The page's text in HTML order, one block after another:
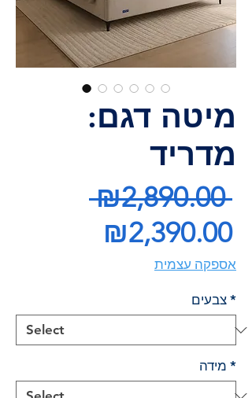
מיטה דגם:
מדריד
₪2,890.00
₪2,390.00
אספקה עצמית
צבעים *
מידה *